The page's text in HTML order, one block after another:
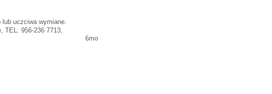
uczciwa wymiane.
TEL. 956-236 7713,
6mo